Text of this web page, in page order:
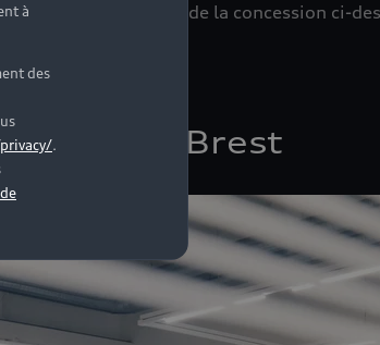
à
des
.
dans la carte de la concession ci-
Audi de Brest